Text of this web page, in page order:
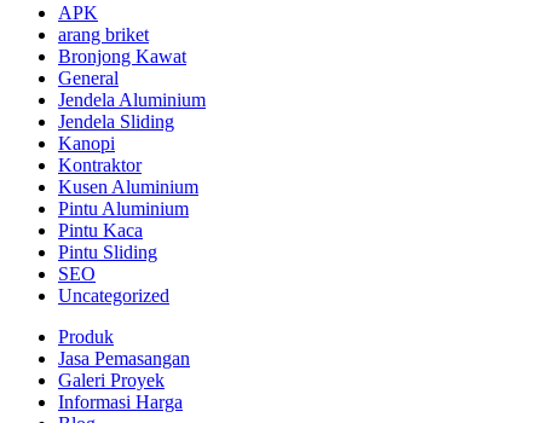
APK
arang briket
Bronjong Kawat
General
Jendela Aluminium
Jendela Sliding
Kanopi
Kontraktor
Kusen Aluminium
Pintu Aluminium
Pintu Kaca
Pintu Sliding
SEO
Uncategorized
Produk
Jasa Pemasangan
Galeri Proyek
Informasi Harga